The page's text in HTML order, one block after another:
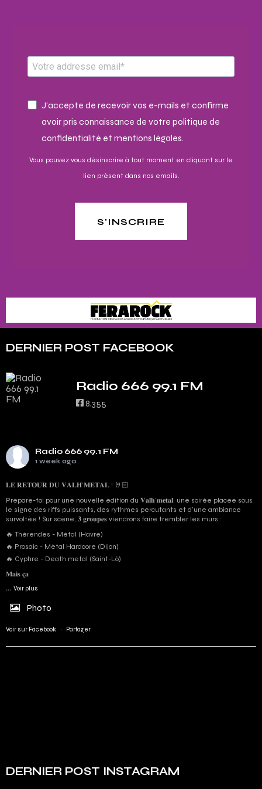
J'accepte de recevoir vos e-mails et confirme
avoir pris connaissance de votre politique de
confidentialité et mentions légales.
Vous pouvez vous désinscrire à tout moment en cliquant sur le
lien présent dans nos emails.
S'INSCRIRE
DERNIER POST FACEBOOK
Radio 666 99.1 FM
8,355
Radio 666 99.1 FM
1 week ago
𝐋𝐄 𝐑𝐄𝐓𝐎𝐔𝐑 𝐃𝐔 𝐕𝐀𝐋𝐇’𝐌𝐄𝐓𝐀𝐋 ! 🤘🏻
Prépare-toi pour une nouvelle édition du 𝐕𝐚𝐥𝐡’𝐦𝐞𝐭𝐚𝐥, une soirée placée sous
le signe des riffs puissants, des rythmes percutants et d'une ambiance
survoltée ! Sur scène, 𝟑 𝐠𝐫𝐨𝐮𝐩𝐞𝐬 viendrons faire trembler les murs :
🔥 Thérendes - Métal (Havre)
🔥 Prosaic - Métal Hardcore (Dijon)
🔥 Cyphre - Death metal (Saint-Lô)
𝐌𝐚𝐢𝐬 𝐜̧𝐚
... Voir plus
Photo
Voir sur Facebook · Partager
DERNIER POST INSTAGRAM